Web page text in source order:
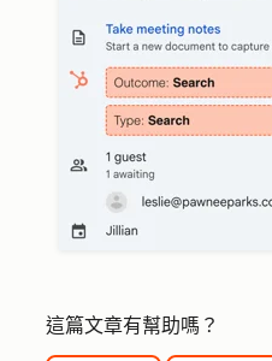
這篇文章有幫助嗎？